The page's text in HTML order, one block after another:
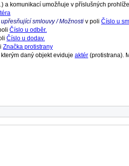
a komunikací umožňuje v příslušných
upřesňující smlouvy / Možnosti v poli Číslo u
Číslo u odběr.
Číslo u dodav.
Značka protistrany
daný objekt eviduje aktér (protistrana).